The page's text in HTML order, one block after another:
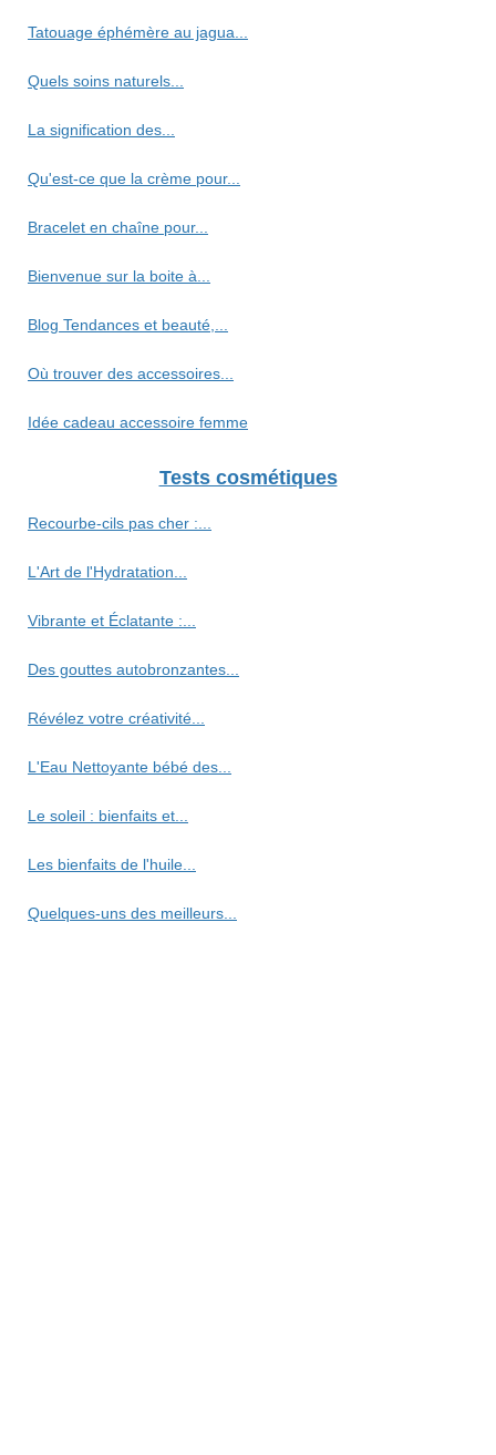
Tatouage éphémère au jagua...
Quels soins naturels...
La signification des...
Qu'est-ce que la crème pour...
Bracelet en chaîne pour...
Bienvenue sur la boite à...
Blog Tendances et beauté,...
Où trouver des accessoires...
Idée cadeau accessoire femme
Tests cosmétiques
Recourbe‑cils pas cher :...
L'Art de l'Hydratation...
Vibrante et Éclatante :...
Des gouttes autobronzantes...
Révélez votre créativité...
L'Eau Nettoyante bébé des...
Le soleil : bienfaits et...
Les bienfaits de l'huile...
Quelques-uns des meilleurs...